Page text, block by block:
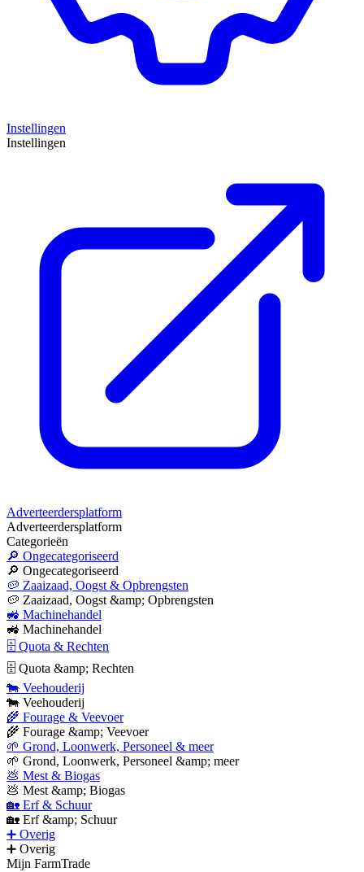
Instellingen
Instellingen
Adverteerdersplatform
Adverteerdersplatform
Categorieën
🔎 Ongecategoriseerd
🔎 Ongecategoriseerd
🥔 Zaaizaad, Oogst & Opbrengsten
🥔 Zaaizaad, Oogst &amp; Opbrengsten
🚜 Machinehandel
🚜 Machinehandel
🗄 Quota & Rechten
🗄 Quota &amp; Rechten
🐄 Veehouderij
🐄 Veehouderij
🌾 Fourage & Veevoer
🌾 Fourage &amp; Veevoer
🌱 Grond, Loonwerk, Personeel & meer
🌱 Grond, Loonwerk, Personeel &amp; meer
💩 Mest & Biogas
💩 Mest &amp; Biogas
🏡 Erf & Schuur
🏡 Erf &amp; Schuur
➕ Overig
➕ Overig
Mijn FarmTrade